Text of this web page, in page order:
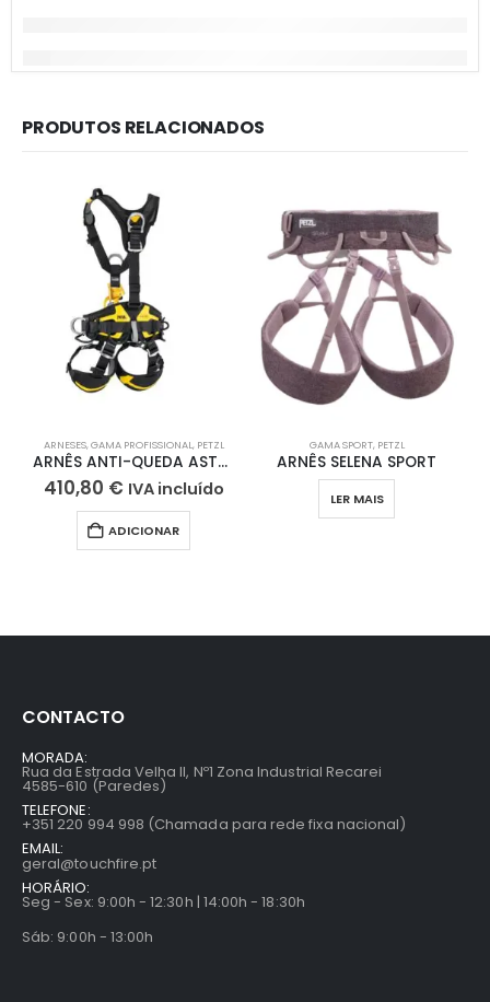
PRODUTOS RELACIONADOS
ARNESES,GAMA PROFISSIONAL, PETZL
ARNÊS ANTI-QUEDA ASTRO ® BOD FAST PETZL
410,80 € IVA incluído
ADICIONAR
GAMA SPORT, PETZL
ARNÊS SELENA SPORT
LER MAIS
CONTACTO
MORADA:
Rua da Estrada Velha II, Nº1 Zona Industrial Recarei
4585-610 (Paredes)
TELEFONE:
+351 220 994 998 (Chamada para rede fixa nacional)
EMAIL:
geral@touchfire.pt
HORÁRIO:
Seg - Sex: 9:00h - 12:30h | 14:00h - 18:30h
Sáb: 9:00h - 13:00h